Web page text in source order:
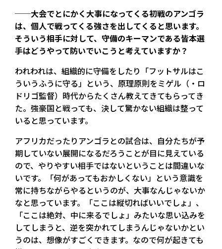
──大会でとにかく大事になってくる初戦のアンゴラ
は、個人で戦ってくる強さを出してくると思います。
そういう相手に対して、守備のキーマンである皆本選
手はどうやって防いでいこうと考えていますか？
われわれは、組織的に守備をしたり「フットサルはこ
ういうふうに守る」という、原理原則をミゲル（・ロ
ドリゴ監督）時代からたくさん教えてきてもらってき
た。強豪国と戦っても、決して驚かない組織は整って
いると思っています。
アフリカだったりアンゴラとの試合は、自分たちが予
期していない展開になるだろうことが目に見えている
ので、やりやすい相手ではないということは間違いな
いです。「何があってもおかしくない」という意識を
常に持ちながらやるというのが、大事なんじゃないか
なと思っています。「ここは縦切ればいいでしょ」、
「ここは絶対、中に来るでしょ」みたいな思い込みを
してしまうと、逆を突かれてしまうんじゃないかとい
うのは、想像がすごくできます。なので何が起きても